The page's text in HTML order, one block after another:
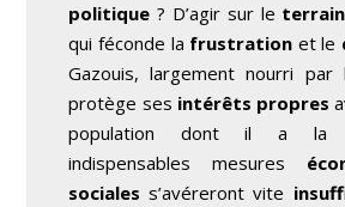
politique ? D’agir sur le terrain
qui féconde la frustration et le
Gazouis, largement nourri par
protège ses intérêts propres
population dont il a la
indispensables mesures
sociales s’avéreront vite